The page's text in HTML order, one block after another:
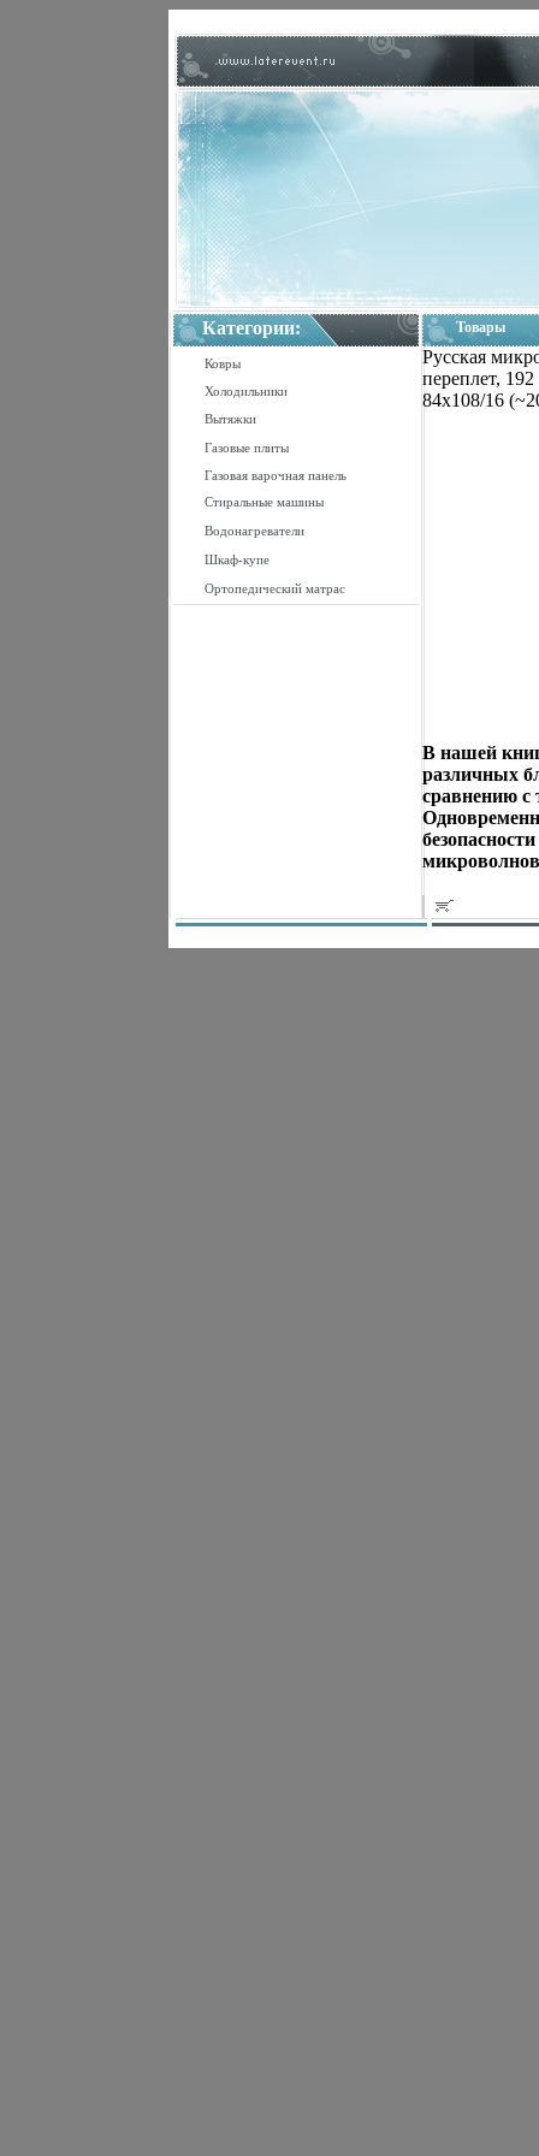
Категории:
Ковры
Холодильники
Вытяжки
Газовые плиты
Газовая варочная панель
Стиральные машины
Водонагреватели
Шкаф-купе
Ортопедический матрас
Товары
Русская
переплет,
84x108/16
В нашей
различных
сравнению с